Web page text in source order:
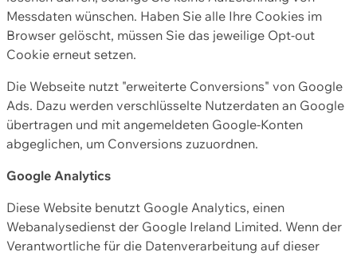
Messdaten wünschen. Haben Sie alle Ihre Cookies im
Browser gelöscht, müssen Sie das jeweilige Opt-out
Cookie erneut setzen.
Die Webseite nutzt "erweiterte Conversions" von Google
Ads. Dazu werden verschlüsselte Nutzerdaten an Google
übertragen und mit angemeldeten Google-Konten
abgeglichen, um Conversions zuzuordnen.
Google Analytics
Diese Website benutzt Google Analytics, einen
Webanalysedienst der Google Ireland Limited. Wenn der
Verantwortliche für die Datenverarbeitung auf dieser